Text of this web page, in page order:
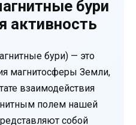
бури
активность
бури) — это
магнитосферы Земли,
взаимодействия
полем нашей
собой